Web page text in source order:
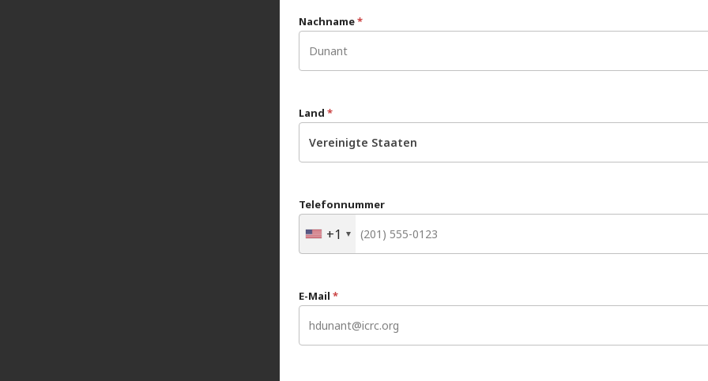
Nachname*
Land *
Vereinigte Staaten
Telefonnummer
+1
E-Mail *